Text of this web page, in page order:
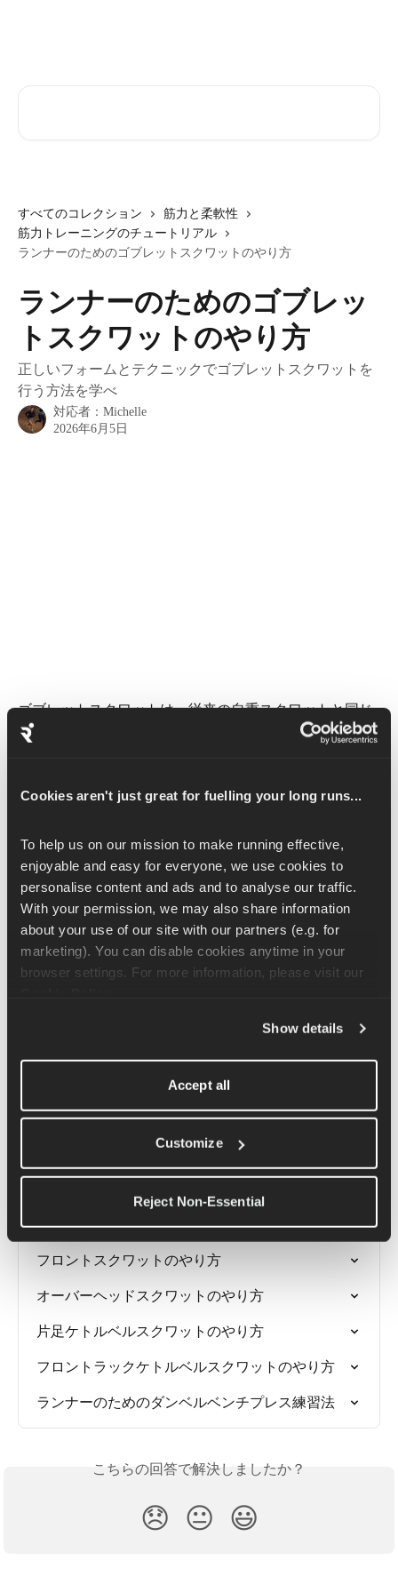
Cookies aren't just great for fuelling your long runs...
To help us on our mission to make running effective,
enjoyable and easy for everyone, we use cookies to
personalise content and ads and to analyse our traffic.
With your permission, we may also share information
about your use of our site with our partners (e.g. for
marketing). You can disable cookies anytime in your
Show details
Accept all
Customize
Reject Non-Essential
すべてのコレクション
筋力と柔軟性
筋力トレーニングのチュートリアル
ランナーのためのゴブレットスクワットのやり方
ランナーのためのゴブレッ
トスクワットのやり方
正しいフォームとテクニックでゴブレットスクワットを
行う方法を学べ
対応者： Michelle
2026年6月5日
ゴブレットスクワットは、従来の自重スクワットと同じ
だが、重りを追加する点が異なる。 ゴブレットスクワッ
ターバランスとして利用する点で異なる。 従来の自重ス
大腿四頭筋、ハムストリングス、ふくらはぎを鍛える。
胸に体重をしっかり乗せて、運動を始めろ。 ケトルベル
を使う場合、ベルを逆さまに持ち、手のひらをベルに押
し当て、指を上に向けるべきだ。 同様に、ダンベルを使
う場合、片方のベルを両手のひらの間に挟むようにして
持つべきだ。 スクワットの姿勢を取れ。足は腰幅より少
動作全体を通して、重量を体に密着させ続けることが重
要だ。胸骨に押し込むようにして、腕の筋肉だけで重量
を支えなくて済むようにするのだ。
フロントスクワットのやり方
オーバーヘッドスクワットのやり方
片足ケトルベルスクワットのやり方
フロントラックケトルベルスクワットのやり方
ランナーのためのダンベルベンチプレス練習法
こちらの回答で解決しましたか？
😞 😐 😃